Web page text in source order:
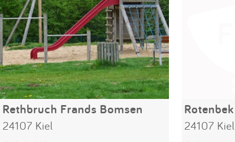
Rethbruch Frands Bomsen
24107 Kiel
Rotenbek
24107 Kiel